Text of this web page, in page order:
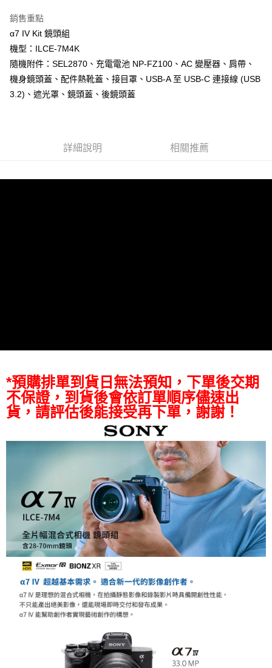
全盈+PAY
AFTEE先享後付
相關說明
【關於「AFTEE先享後付」】
AFTEE先享後付是「在收到商品之後才付款」的支付方式。 讓您購物簡單
便利好安心！
結帳頁面，進行簡訊認證並確認金額後，即可完成結帳。
https://aftee.tw/terms/#terms3
「AFTEE先享後付」，若未經同意申辦者引起之損失，本公司不負相關責
任。
４．使用「AFTEE先享後付」時，將依據個別帳號之用戶狀況，依本公司即
時審查核予不同之上限額度；若仍有額度不足之情形，本公司將視審查結果
請求用戶進行身份認證。
５．嚴禁一人註冊多個帳號或使用他人資訊註冊。若發現惡意使用之情形，
恩沛科技股份有限公司將有權停止該用戶之使用額度並採取法律行動。
ATM付款
每筆NT$60，滿NT$399(含以上)免運費
萊爾富取貨付款
銷售重點
α7 IV Kit 鏡頭組
機型：ILCE-7M4K
隨機附件：SEL2870、充電電池 NP-FZ100、AC 變壓器、肩帶、
機身鏡頭蓋、配件熱靴蓋、接目罩、USB-A 至 USB-C 連接線 (USB
3.2)、遮光罩、鏡頭蓋、後鏡頭蓋
詳細說明 相關推薦
*預購排單到貨日無法預知，下單後交期
不保證，到貨後會依訂單順序儘速出
貨，請評估後能接受再下單，謝謝！